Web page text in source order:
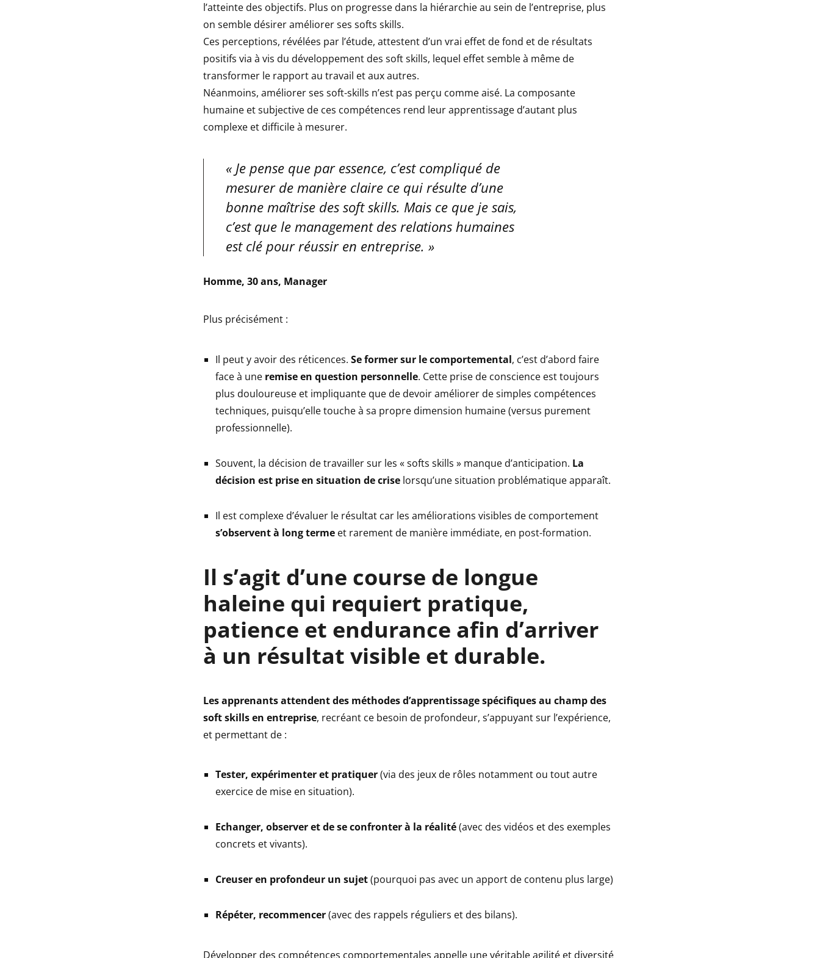
l’atteinte des objectifs. Plus on progresse dans la hiérarchie au sein de l’entreprise, plus
on semble désirer améliorer ses softs skills.
Ces perceptions, révélées par l’étude, attestent d’un vrai effet de fond et de résultats
positifs via à vis du développement des soft skills, lequel effet semble à même de
transformer le rapport au travail et aux autres.
Néanmoins, améliorer ses soft-skills n’est pas perçu comme aisé. La composante
humaine et subjective de ces compétences rend leur apprentissage d’autant plus
complexe et difficile à mesurer.
Je pense que par essence, c’est compliqué de
mesurer de manière claire ce qui résulte d’une
bonne maîtrise des soft skills. Mais ce que je sais,
c’est que le management des relations humaines
est clé pour réussir en entreprise.
Homme, 30 ans, Manager
Plus précisément :
Il peut y avoir des réticences. Se former sur le comportemental, c’est d’abord faire
face à une remise en question personnelle. Cette prise de conscience est toujours
plus douloureuse et impliquante que de devoir améliorer de simples compétences
techniques, puisqu’elle touche à sa propre dimension humaine (versus purement
professionnelle).
Souvent, la décision de travailler sur les « softs skills » manque d’anticipation. La
décision est prise en situation de crise lorsqu’une situation problématique apparaît.
Il est complexe d’évaluer le résultat car les améliorations visibles de comportement
s’observent à long terme et rarement de manière immédiate, en post-formation.
Il s’agit d’une course de longue
haleine qui requiert pratique,
patience et endurance afin d’arriver
à un résultat visible et durable.
Les apprenants attendent des méthodes d’apprentissage spécifiques au champ des
soft skills en entreprise, recréant ce besoin de profondeur, s’appuyant sur l’expérience,
et permettant de :
Tester, expérimenter et pratiquer(via des jeux de rôles notamment ou tout autre
exercice de mise en situation).
Echanger, observer et de se confronter à la réalité(avec des vidéos et des exemples
concrets et vivants).
Creuser en profondeur un sujet(pourquoi pas avec un apport de contenu plus large)
Répéter, recommencer(avec des rappels réguliers et des bilans).
Développer des compétences comportementales appelle une véritable agilité et diversité